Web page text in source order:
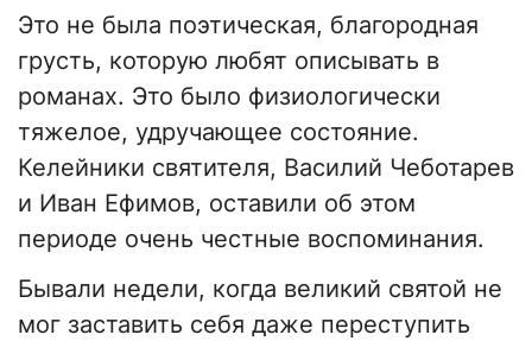
Это не была поэтическая, благородная
грусть, которую любят описывать в
романах. Это было физиологически
тяжелое, удручающее состояние.
Келейники святителя, Василий Чеботарев
и Иван Ефимов, оставили об этом
периоде очень честные воспоминания.
​Бывали недели, когда великий святой не
мог заставить себя даже переступить